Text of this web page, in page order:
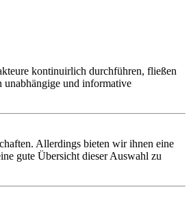
kontinuirlich durchführen, fließen
unabhängige und informative
Allerdings bieten wir ihnen eine
gute Übersicht dieser Auswahl zu